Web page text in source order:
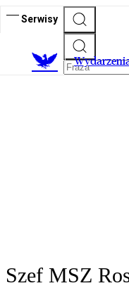
Serwisy
Szef MSZ